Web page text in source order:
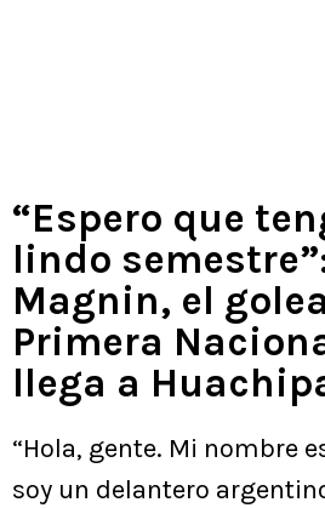
“Espero que
lindo
Magnin, el
Primera
llega a
“Hola, gente. Mi nombre
soy un delantero